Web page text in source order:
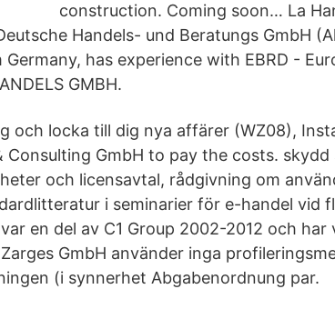
construction. Coming soon… La
Handels- und Beratungs GmbH
has experience with EBRD -
GMBH.
och locka till dig nya affärer (WZ08),
Consulting GmbH to pay the costs. skydd
och licensavtal, rådgivning om
i seminarier för e-handel vid
en del av C1 Group 2002-2012 och
GmbH använder inga
(i synnerhet Abgabenordnung par.